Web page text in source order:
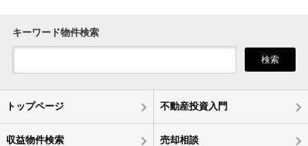
キーワード物件検索
検索
トップページ 不動産投資入門
収益物件検索 売却相談